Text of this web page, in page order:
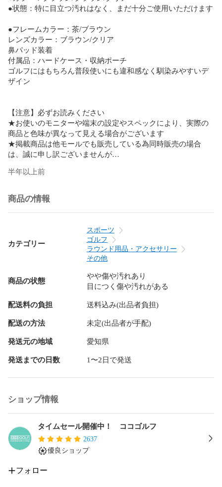
●状態：特に目立つ汚れはなく、まだ十分ご使用いただけます
●フレームカラー：茶/ブラウン
レンズカラー：ブラウン/クリア
鼻パッド装着
付属品：ハードケース・収納ポーチ
ゴルフにはもちろん普段使いにも違和感なく馴染みやすいデ
ザイン
【注意】必ずお読みください
★お使いのモニターや端末の設定やスペックにより、実際の
商品と色味が異なって見える場合がございます
★掲載商品は他モールでも販売している為同時販売の場合
は、誠に申し訳ございませんが
い。
【管理番号】K013541
半年以上前
商品の情報
カテゴリー
スポーツ
ゴルフ
ラウンド用品・アクセサリー
その他
商品の状態
やや傷や汚れあり
目につく傷や汚れがある
配送料の負担 送料込み(出品者負担)
配送の方法 未定(出品者が手配)
発送元の地域 愛知県
発送までの日数 1〜2日で発送
ショップ情報
タイムセール開催中！ ココゴルフ
2637
優良ショップ
フォロー